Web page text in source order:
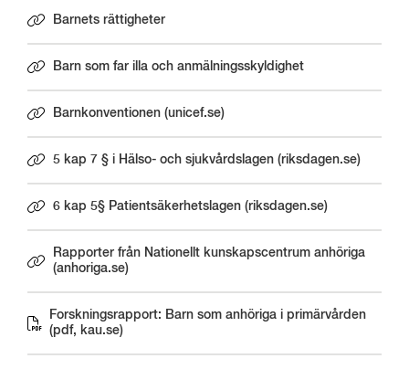
Barnets rättigheter
Barn som far illa och anmälningsskyldighet
Barnkonventionen (unicef.se)
Länk till annan webbplats.
5 kap 7 § i Hälso- och sjukvårdslagen (riksdagen.se)
Länk till annan webbplats.
6 kap 5§ Patientsäkerhetslagen (riksdagen.se)
Länk till annan webbplats.
Rapporter från Nationellt kunskapscentrum anhöriga
(anhoriga.se)
Länk till annan webbplats.
Forskningsrapport: Barn som anhöriga i primärvården
(pdf, kau.se)
Länk till annan webbplats.